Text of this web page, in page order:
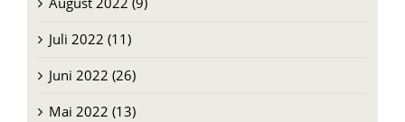
Juli 2022 (11)
Juni 2022 (26)
Mai 2022 (13)